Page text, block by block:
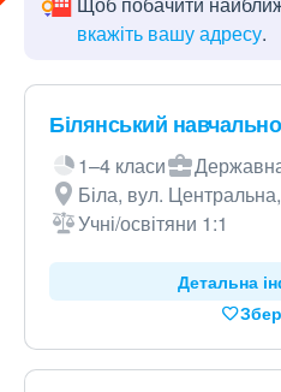
вкажіть вашу адресу.
Білянський
1–4 класи
Біла, вул.
Учні/освітяни 1:1
Детальна